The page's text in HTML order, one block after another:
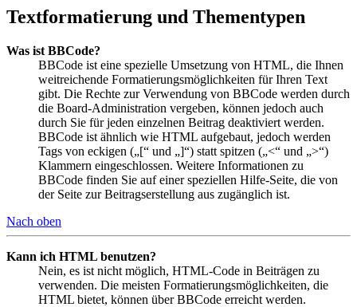
Textformatierung und Thementypen
Was ist BBCode?
BBCode ist eine spezielle Umsetzung von HTML, die Ihnen
weitreichende Formatierungsmöglichkeiten für Ihren Text
gibt. Die Rechte zur Verwendung von BBCode werden durch
die Board-Administration vergeben, können jedoch auch
durch Sie für jeden einzelnen Beitrag deaktiviert werden.
BBCode ist ähnlich wie HTML aufgebaut, jedoch werden
Tags von eckigen („[“ und „]“) statt spitzen („<“ und „>“)
Klammern eingeschlossen. Weitere Informationen zu
BBCode finden Sie auf einer speziellen Hilfe-Seite, die von
der Seite zur Beitragserstellung aus zugänglich ist.
Nach oben
Kann ich HTML benutzen?
Nein, es ist nicht möglich, HTML-Code in Beiträgen zu
verwenden. Die meisten Formatierungsmöglichkeiten, die
HTML bietet, können über BBCode erreicht werden.